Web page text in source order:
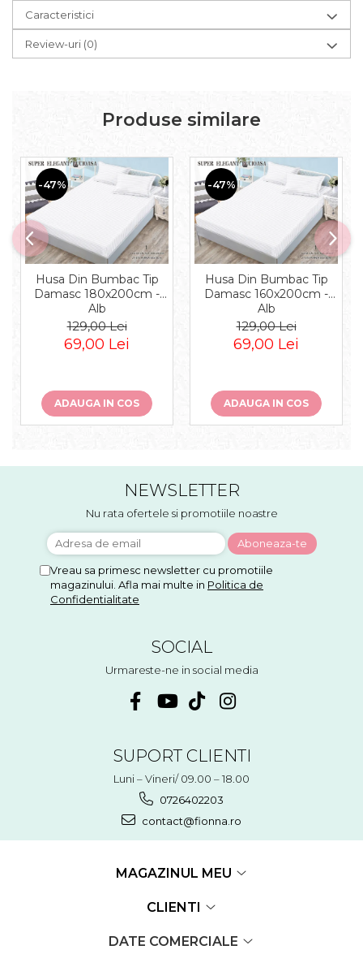
Caracteristici
Review-uri (0)
Produse similare
-47%
Husa Din Bumbac Tip
Damasc 180x200cm -
Alb
129,00 Lei
69,00 Lei
ADAUGA IN COS
-47%
Husa Din Bumbac Tip
Damasc 160x200cm -
Alb
129,00 Lei
69,00 Lei
ADAUGA IN COS
NEWSLETTER
Nu rata ofertele si promotiile noastre
Vreau sa primesc newsletter cu promotiile
magazinului. Afla mai multe in Politica de
Confidentialitate
SOCIAL
Urmareste-ne in social media
SUPORT CLIENTI
Luni – Vineri/ 09.00 – 18.00
0726402203
contact@fionna.ro
MAGAZINUL MEU
CLIENTI
DATE COMERCIALE